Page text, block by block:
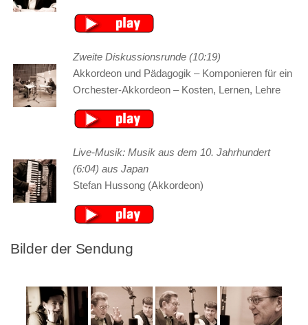
Zweite Diskussionsrunde (10:19)
Akkordeon und Pädagogik – Komponieren für ein
Orchester-Akkordeon – Kosten, Lernen, Lehre
Live-Musik: Musik aus dem 10. Jahrhundert
(6:04) aus Japan
Stefan Hussong (Akkordeon)
Bilder der Sendung